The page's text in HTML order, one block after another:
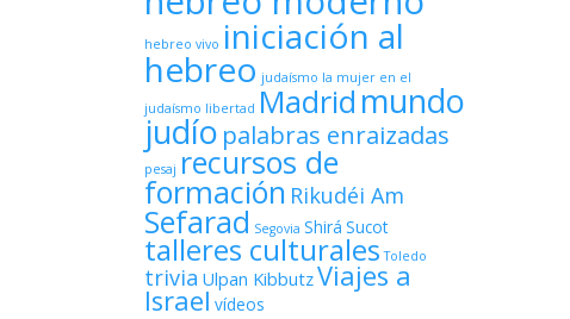
hebreo vivo iniciación al
hebreo judaísmo la mujer en el
judaísmo libertad Madrid mundo
judío palabras enraizadas
pesaj recursos de
formación Rikudéi Am
Sefarad Segovia Shirá Sucot
talleres culturales Toledo
trivia Ulpan KibbutzViajes a
Israel vídeos